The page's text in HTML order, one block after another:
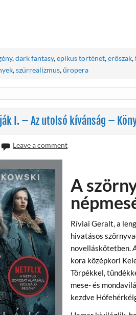
,dark fantasy,epikus történet,erőszak,
,szürrealizmus, űropera
I. – Az utolsó kívánság –
Leave a comment
A
Ríviai Geralt, a
hivatásos
novelláskötetben.
kora középkori
Törpékkel,
mese- és
kezdve